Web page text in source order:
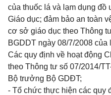
của thuốc lá và lạm dụng đồ
Giáo dục; đảm bảo an toàn
cơ sở giáo dục theo Thông
BGDDT ngày 08/7/2008
Các quy định về hoạt động
theo Thông tư số 07/2014/
Bộ trưởng Bộ GDĐT;
- Tổ chức thực hiện các quy